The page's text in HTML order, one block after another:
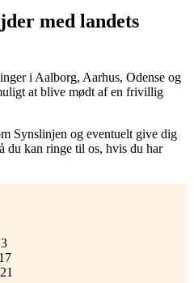
med landets
i Aalborg, Aarhus, Odense og
at blive mødt af en frivillig
Synslinjen og eventuelt give dig
du kan ringe til os, hvis du har